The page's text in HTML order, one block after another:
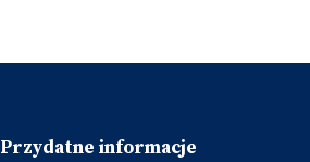
Przydatne informacje